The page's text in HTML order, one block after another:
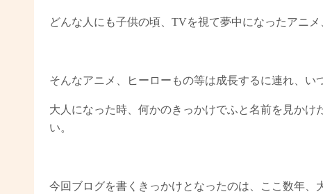
どんな人にも子供の頃、TVを視て夢中になったアニメ
そんなアニメ、ヒーローもの等は成長するに連れ、い
大人になった時、何かのきっかけでふと名前を見か
い。
今回ブログを書くきっかけとなったのは、ここ数年